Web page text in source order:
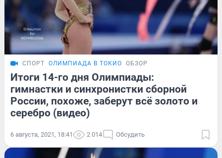
СПОРТ ОЛИМПИАДА В ТОКИО ОБЗОР
Итоги 14-го дня Олимпиады:
гимнастки и синхронистки сборной
России, похоже, заберут всё золото и
серебро (видео)
6 августа, 2021, 18:41 2 014 Обсудить